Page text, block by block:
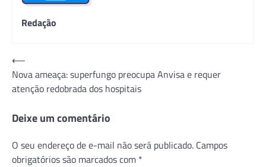
Redação
Navegação
de
Post
⟵
Nova ameaça: superfungo preocupa Anvisa e requer
atenção redobrada dos hospitais
Deixe um comentário
O seu endereço de e-mail não será publicado. Campos
obrigatórios são marcados com *